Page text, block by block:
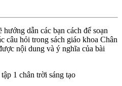
dẫn các bạn cách để soạn
câu hỏi trong sách giáo khoa Chân
nội dung và ý nghĩa của bài